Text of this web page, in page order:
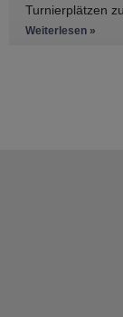
Turnierplätzen
den Anhänger zu
Weiterlesen »